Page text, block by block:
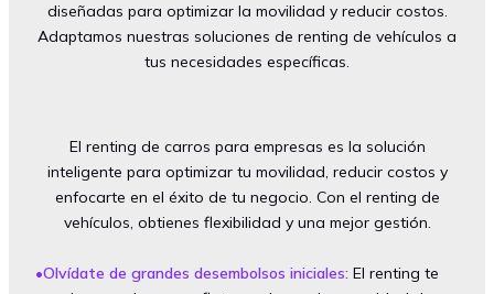
diseñadas para optimizar la movilidad y reducir costos.
Adaptamos nuestras soluciones de renting de vehículos a
tus necesidades específicas.
El renting de carros para empresas es la solución
inteligente para optimizar tu movilidad, reducir costos y
enfocarte en el éxito de tu negocio. Con el renting de
vehículos, obtienes flexibilidad y una mejor gestión.
•Olvídate de grandes desembolsos iniciales:El renting te